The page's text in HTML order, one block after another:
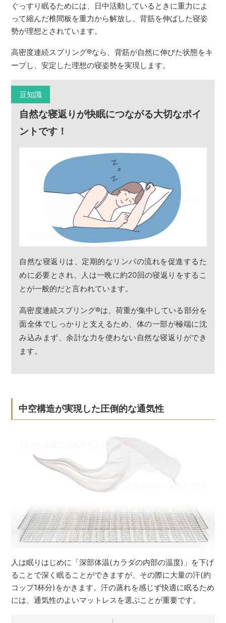
ぐっすり眠るためには、日中活動しているときに重力によ
って縮んだ椎間板を重力から解放し、背筋を伸ばした寝姿
勢が理想とされています。
高密度連続スプリング®なら、背筋が自然に伸びた状態をキ
ープし、安定した理想の寝姿勢を実現します。
豆知識
自然な寝返りが快眠につながる大切なポイ
ントです！
自然な寝返りは、定期的なリンパの流れを促進するた
めに必要とされ、人は一晩に約20回の寝返りをするこ
とが一般的だと言われています。
高密度連続スプリング®は、荷重が集中している部分を
面全体でしっかりと支えるため、体の一部が極端に沈
み込みまず、余計な力を使わない自然な寝返りができ
ます。
中空構造が実現した圧倒的な通気性
人は眠りはじめに「深部体温(カラダの内部の温度)」を下げ
ることで深く眠ることができますが、その際に大量の汗(約
コップ1杯分)をかきます。汗の蒸れを感じず快適に眠るため
には、通気性のよいマットレスを選ぶことが重要です。